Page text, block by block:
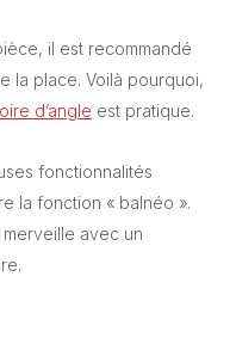
il est recommandé
la place. Voilà pourquoi,
d’angle est pratique.
fonctionnalités
la fonction « balnéo ».
merveille avec un